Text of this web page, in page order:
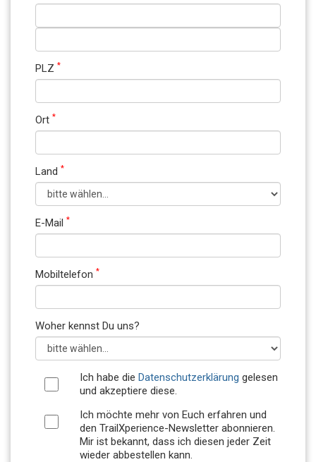
PLZ *
Ort *
Land *
E-Mail *
Mobiltelefon *
Woher kennst Du uns?
Ich habe die Datenschutzerklärung gelesen
und akzeptiere diese.
Ich möchte mehr von Euch erfahren und
den TrailXperience-Newsletter abonnieren.
Mir ist bekannt, dass ich diesen jeder Zeit
wieder abbestellen kann.